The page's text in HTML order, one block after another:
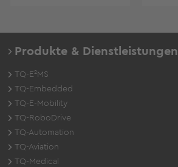
Produkte & Dienstleistungen
TQ-E²MS
TQ-Embedded
TQ-E-Mobility
TQ-RoboDrive
TQ-Automation
TQ-Aviation
TQ-Medical